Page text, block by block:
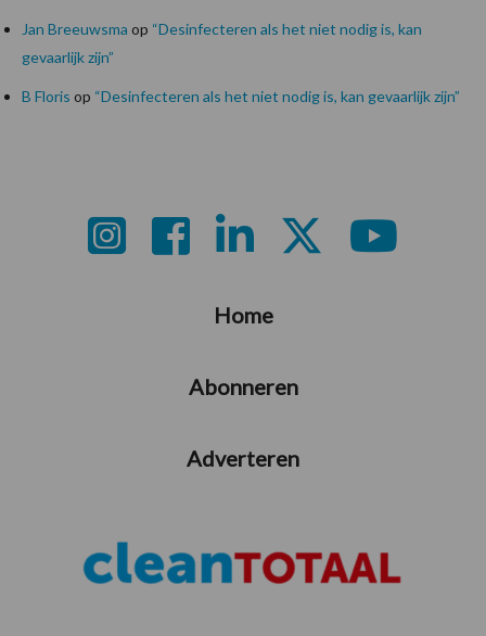
Jan Breeuwsma op “Desinfecteren als het niet nodig is, kan
gevaarlijk zijn”
B Floris op “Desinfecteren als het niet nodig is, kan gevaarlijk zijn”
Home
Abonneren
Adverteren